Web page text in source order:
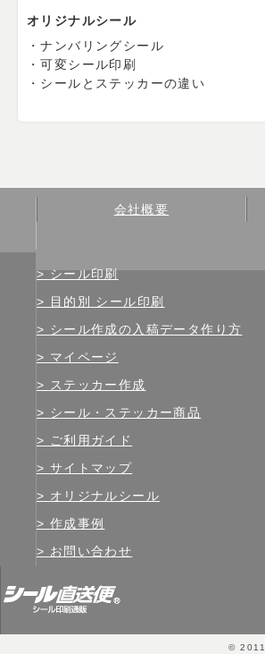
オリジナルシール
ナンバリングシール
可変シール印刷
シールとステッカーの違い
会社概要
シール印刷
目的別 シール印刷
シール作成の入稿データ作り方
マイページ
ステッカー作成
シール・ステッカー商品
ご利用ガイド
サイトマップ
オリジナルシール
作成事例
お問い合わせ
© 2011